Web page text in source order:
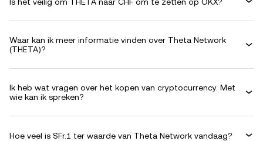
Waar kan ik meer informatie vinden over Theta Network
(THETA)?
Ik heb wat vragen over het kopen van cryptocurrency. Met
wie kan ik spreken?
Hoe veel is SFr.1 ter waarde van Theta Network vandaag?